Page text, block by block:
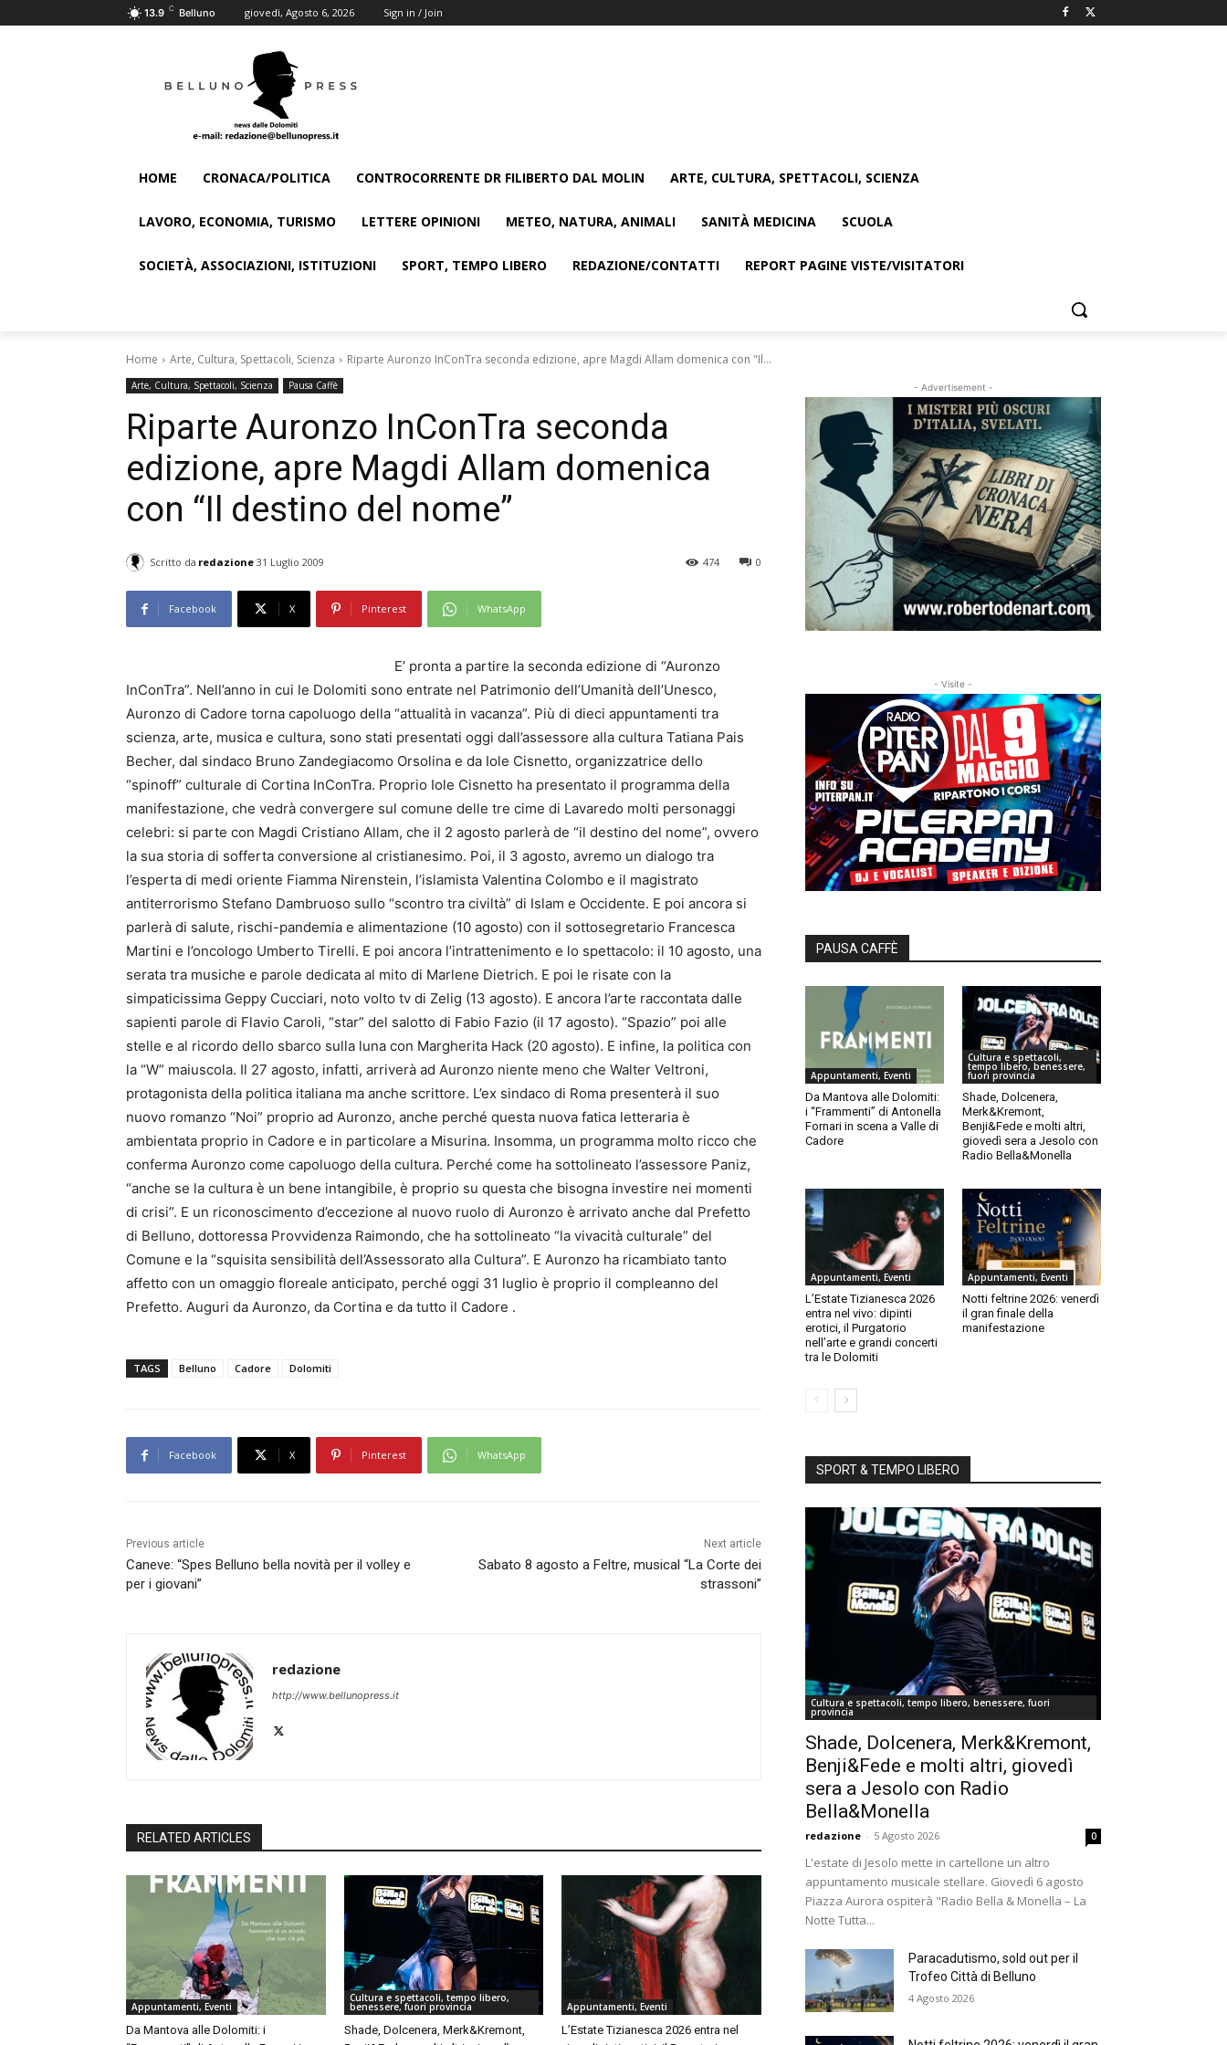
13.9 C Belluno giovedì, Agosto 6, 2026 Sign in / Join
HOME CRONACA/POLITICA CONTROCORRENTE DR FILIBERTO DAL MOLIN ARTE, CULTURA, SPETTACOLI, SCIENZA
LAVORO, ECONOMIA, TURISMO LETTERE OPINIONI METEO, NATURA, ANIMALI SANITÀ MEDICINA SCUOLA
SOCIETÀ, ASSOCIAZIONI, ISTITUZIONI SPORT, TEMPO LIBERO REDAZIONE/CONTATTI REPORT PAGINE VISTE/VISITATORI
Home Arte, Cultura, Spettacoli, Scienza Riparte Auronzo InConTra seconda edizione, apre Magdi Allam domenica con "Il...
Arte, Cultura, Spettacoli, Scienza Pausa Caffè
Riparte Auronzo InConTra seconda
edizione, apre Magdi Allam domenica
con “Il destino del nome”
Scritto da redazione 31 Luglio 2009 0
474
Facebook X Pinterest WhatsApp
E’ pronta a partire la seconda edizione di “Auronzo
InConTra”. Nell’anno in cui le Dolomiti sono entrate nel Patrimonio dell’Umanità dell’Unesco,
Auronzo di Cadore torna capoluogo della “attualità in vacanza”. Più di dieci appuntamenti tra
scienza, arte, musica e cultura, sono stati presentati oggi dall’assessore alla cultura Tatiana Pais
Becher, dal sindaco Bruno Zandegiacomo Orsolina e da Iole Cisnetto, organizzatrice dello
“spinoff” culturale di Cortina InConTra. Proprio Iole Cisnetto ha presentato il programma della
manifestazione, che vedrà convergere sul comune delle tre cime di Lavaredo molti personaggi
celebri: si parte con Magdi Cristiano Allam, che il 2 agosto parlerà de “il destino del nome”, ovvero
la sua storia di sofferta conversione al cristianesimo. Poi, il 3 agosto, avremo un dialogo tra
l’esperta di medi oriente Fiamma Nirenstein, l’islamista Valentina Colombo e il magistrato
antiterrorismo Stefano Dambruoso sullo “scontro tra civiltà” di Islam e Occidente. E poi ancora si
parlerà di salute, rischi-pandemia e alimentazione (10 agosto) con il sottosegretario Francesca
Martini e l’oncologo Umberto Tirelli. E poi ancora l’intrattenimento e lo spettacolo: il 10 agosto, una
serata tra musiche e parole dedicata al mito di Marlene Dietrich. E poi le risate con la
simpaticissima Geppy Cucciari, noto volto tv di Zelig (13 agosto). E ancora l’arte raccontata dalle
sapienti parole di Flavio Caroli, “star” del salotto di Fabio Fazio (il 17 agosto). “Spazio” poi alle
stelle e al ricordo dello sbarco sulla luna con Margherita Hack (20 agosto). E infine, la politica con
la “W” maiuscola. Il 27 agosto, infatti, arriverà ad Auronzo niente meno che Walter Veltroni,
protagonista della politica italiana ma anche scrittore. L’ex sindaco di Roma presenterà il suo
nuovo romanzo “Noi” proprio ad Auronzo, anche perché questa nuova fatica letteraria è
ambientata proprio in Cadore e in particolare a Misurina. Insomma, un programma molto ricco che
conferma Auronzo come capoluogo della cultura. Perché come ha sottolineato l’assessore Paniz,
“anche se la cultura è un bene intangibile, è proprio su questa che bisogna investire nei momenti
di crisi”. E un riconoscimento d’eccezione al nuovo ruolo di Auronzo è arrivato anche dal Prefetto
di Belluno, dottoressa Provvidenza Raimondo, che ha sottolineato “la vivacità culturale” del
Comune e la “squisita sensibilità dell’Assessorato alla Cultura”. E Auronzo ha ricambiato tanto
affetto con un omaggio floreale anticipato, perché oggi 31 luglio è proprio il compleanno del
Prefetto. Auguri da Auronzo, da Cortina e da tutto il Cadore .
TAGS Belluno Cadore Dolomiti
Facebook X Pinterest WhatsApp
Previous article
Caneve: “Spes Belluno bella novità per il volley e
per i giovani”
Next article
Sabato 8 agosto a Feltre, musical “La Corte dei
strassoni”
redazione
http://www.bellunopress.it
RELATED ARTICLES
Appuntamenti, Eventi
Da Mantova alle Dolomiti: i
Cultura e spettacoli, tempo libero,
benessere, fuori provincia
Shade, Dolcenera, Merk&Kremont,
Appuntamenti, Eventi
L’Estate Tizianesca 2026 entra nel
- Advertisement -
- Visite -
PAUSA CAFFÈ
Appuntamenti, Eventi
Da Mantova alle Dolomiti:
i “Frammenti” di Antonella
Fornari in scena a Valle di
Cadore
Cultura e spettacoli,
tempo libero, benessere,
fuori provincia
Shade, Dolcenera,
Merk&Kremont,
Benji&Fede e molti altri,
giovedì sera a Jesolo con
Radio Bella&Monella
Appuntamenti, Eventi
L’Estate Tizianesca 2026
entra nel vivo: dipinti
erotici, il Purgatorio
nell’arte e grandi concerti
tra le Dolomiti
Appuntamenti, Eventi
Notti feltrine 2026: venerdì
il gran finale della
manifestazione
SPORT & TEMPO LIBERO
Cultura e spettacoli, tempo libero, benessere, fuori
provincia
Shade, Dolcenera, Merk&Kremont,
Benji&Fede e molti altri, giovedì
sera a Jesolo con Radio
Bella&Monella
redazione - 5 Agosto 2026 0
L'estate di Jesolo mette in cartellone un altro
appuntamento musicale stellare. Giovedì 6 agosto
Piazza Aurora ospiterà "Radio Bella & Monella – La
Notte Tutta...
Paracadutismo, sold out per il
Trofeo Città di Belluno
4 Agosto 2026